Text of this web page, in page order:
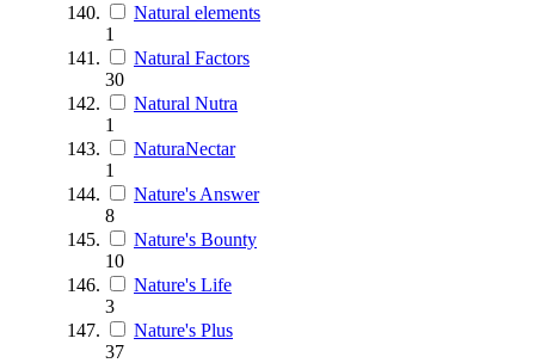
Natural elements
1
Natural Factors
30
Natural Nutra
1
NaturaNectar
1
Nature's Answer
8
Nature's Bounty
10
Nature's Life
3
Nature's Plus
37